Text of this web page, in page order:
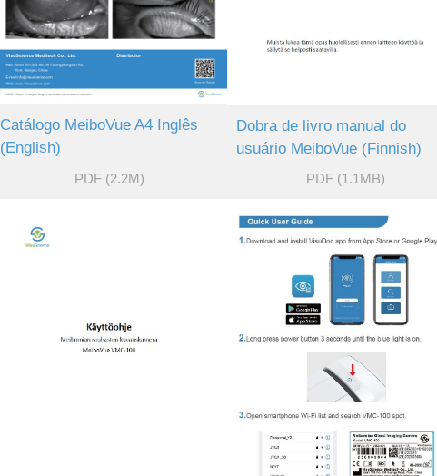
Catálogo MeiboVue A4 Inglês
(English)
PDF (2.2M)
Dobra de livro manual do
usuário MeiboVue (Finnish)
PDF (1.1MB)